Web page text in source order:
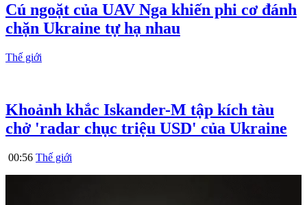
Cú ngoặt của UAV Nga khiến phi cơ đánh
chặn Ukraine tự hạ nhau
Thế giới
Khoảnh khắc Iskander-M tập kích tàu
chở 'radar chục triệu USD' của Ukraine
00:56 Thế giới